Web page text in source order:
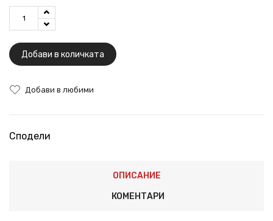
Добави в количката
Добави в любими
Сподели
ОПИСАНИЕ
КОМЕНТАРИ